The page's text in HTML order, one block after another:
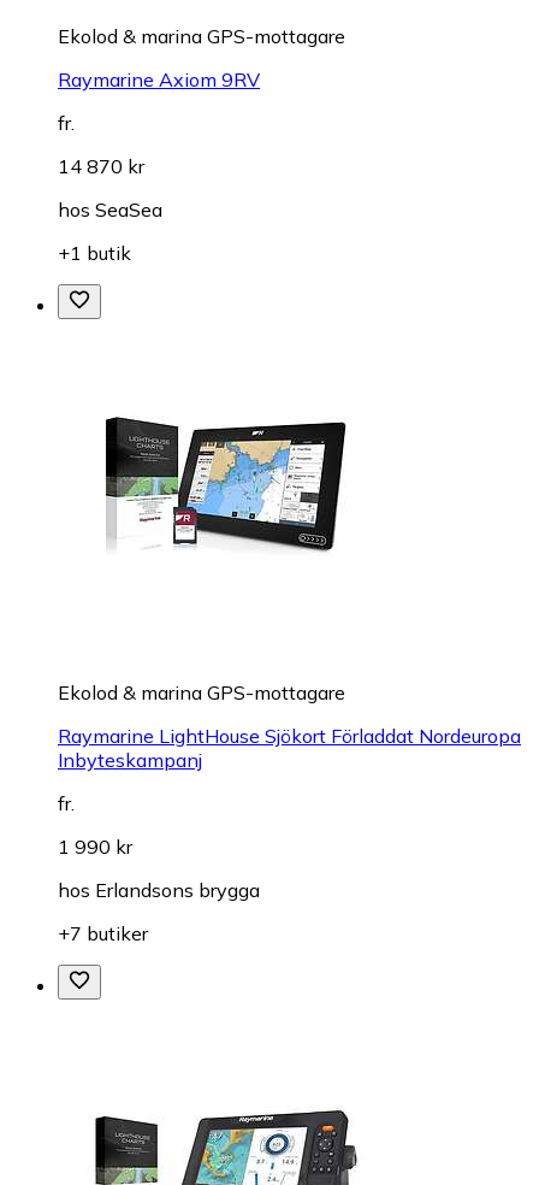
Ekolod & marina GPS-mottagare
Raymarine Axiom 9RV
fr.
14 870 kr
hos SeaSea
+1 butik
Ekolod & marina GPS-mottagare
Raymarine LightHouse Sjökort Förladdat Nordeuropa
Inbyteskampanj
fr.
1 990 kr
hos Erlandsons brygga
+7 butiker